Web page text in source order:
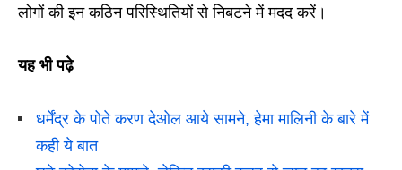
लोगों की इन कठिन परिस्थितियों से निबटने में मदद करें।
यह भी पढ़े
धर्मेंद्र के पोते करण देओल आये सामने, हेमा मालिनी के बारे में
कही ये बात